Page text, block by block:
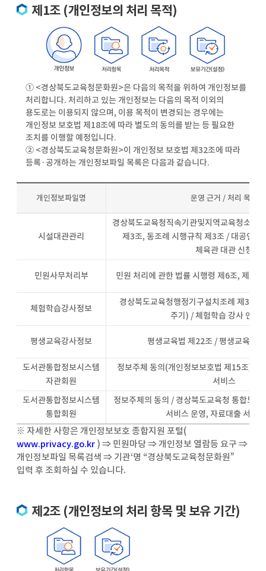
제1조 (개인정보의 처리 목적)
① <경상북도교육청문화원>은 다음의 목적을 위하여 개인정보를
처리합니다. 처리하고 있는 개인정보는 다음의 목적 이외의
용도로는 이용되지 않으며, 이용 목적이 변경되는 경우에는
개인정보 보호법 제18조에 따라 별도의 동의를 받는 등 필요한
조치를 이행할 예정입니다.
② <경상북도교육청문화원>이 개인정보 보호법 제32조에 따라
등록·공개하는 개인정보파일 목록은 다음과 같습니다.
개인정보파일명 운영 근거 / 처리 목적
시설대관관리
경상북도교육청직속기관및지역교육청소속
제3조, 동조례 시행규칙 제3조 / 대공연장
체육관 대관 신청
민원사무처리부 민원 처리에 관한 법률 시행령 제6조, 제52
체험학습강사정보
경상북도교육청행정기구설치조례 제30조
주기) / 체험학습 강사 인력
평생교육강사정보 평생교육법 제22조 / 평생교육 지
도서관통합정보시스템
자관회원
정보주체 동의(개인정보보호법 제15조) /
서비스
도서관통합정보시스템
통합회원
정보주체의 동의 / 경상북도교육청 통합도서
서비스 운영, 자료대출 서비
※ 자세한 사항은 개인정보보호 종합지원 포털(
www.privacy.go.kr ) ⇒ 민원마당 ⇒ 개인정보 열람등 요구 ⇒
개인정보파일 목록검색 ⇒ 기관‘명 “경상북도교육청문화원”
입력 후 조회하실 수 있습니다.
제2조 (개인정보의 처리 항목 및 보유 기간)